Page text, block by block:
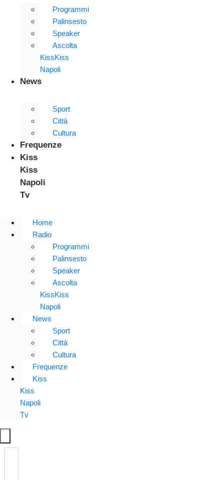
Programmi
Palinsesto
Speaker
Ascolta
KissKiss
Napoli
News
Sport
Città
Cultura
Frequenze
Kiss
Kiss
Napoli
Tv
Home
Radio
Programmi
Palinsesto
Speaker
Ascolta
KissKiss
Napoli
News
Sport
Città
Cultura
Frequenze
Kiss
Kiss
Napoli
Tv